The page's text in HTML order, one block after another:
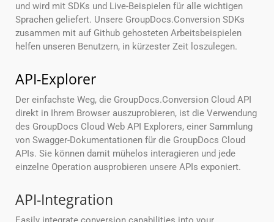
und wird mit SDKs und Live-Beispielen für alle wichtigen
Sprachen geliefert. Unsere GroupDocs.Conversion SDKs
zusammen mit auf Github gehosteten Arbeitsbeispielen
helfen unseren Benutzern, in kürzester Zeit loszulegen.
API-Explorer
Der einfachste Weg, die GroupDocs.Conversion Cloud API
direkt in Ihrem Browser auszuprobieren, ist die Verwendung
des GroupDocs Cloud Web API Explorers, einer Sammlung
von Swagger-Dokumentationen für die GroupDocs Cloud
APIs. Sie können damit mühelos interagieren und jede
einzelne Operation ausprobieren unsere APIs exponiert.
API-Integration